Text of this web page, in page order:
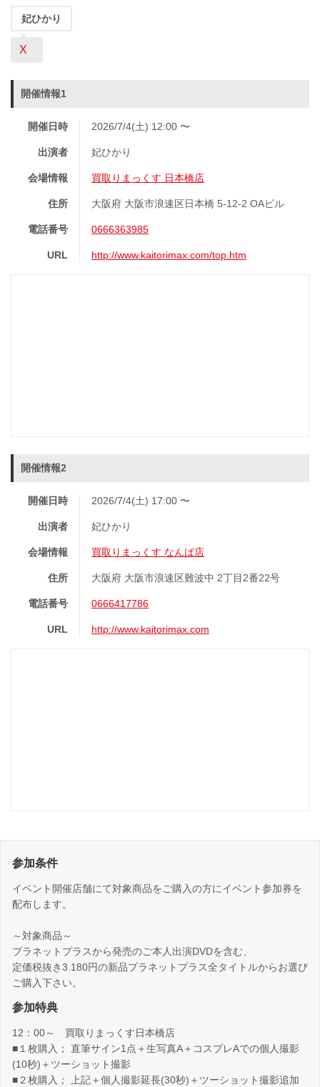
妃ひかり
X
開催情報1
開催日時 2026/7/4(土) 12:00 〜
出演者 妃ひかり
会場情報 買取りまっくす 日本橋店
住所 大阪府 大阪市浪速区日本橋 5-12-2 OAビル
電話番号 0666363985
URL http://www.kaitorimax.com/top.htm
開催情報2
開催日時 2026/7/4(土) 17:00 〜
出演者 妃ひかり
会場情報 買取りまっくす なんば店
住所 大阪府 大阪市浪速区難波中 2丁目2番22号
電話番号 0666417786
URL http://www.kaitorimax.com
参加条件
イベント開催店舗にて対象商品をご購入の方にイベント参加券を
配布します。
～対象商品～
プラネットプラスから発売のご本人出演DVDを含む、
定価税抜き3.180円の新品プラネットプラス全タイトルからお選び
ご購入下さい。
参加特典
12：00～ 買取りまっくす日本橋店
■１枚購入； 直筆サイン1点＋生写真A＋コスプレAでの個人撮影
(10秒)＋ツーショット撮影
■２枚購入； 上記＋個人撮影延長(30秒)＋ツーショット撮影追加